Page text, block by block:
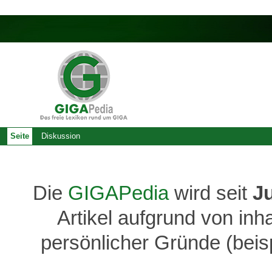
Die GIGAPediawird seit
Artikel aufgrund von
persönlicher Gründe
Seite Diskussion